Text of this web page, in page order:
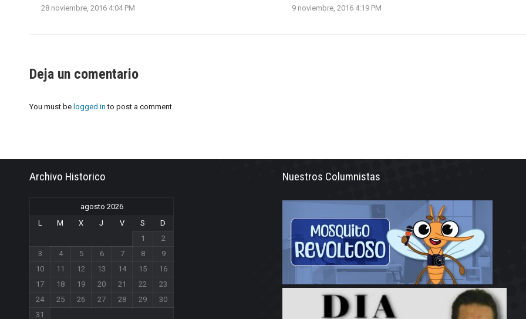
28 noviembre, 2016 4:04 PM 9 noviembre, 2016 4:19 PM
Deja un comentario
You must be logged in to post a comment.
Archivo Historico
agosto 2026
L
M X J V S
D
1
2
3
4 5 6 7 8
9
10
11 12 13 14 15
16
17
18 19 20 21 22
23
24
25 26 27 28 29
30
31
Nuestros Columnistas